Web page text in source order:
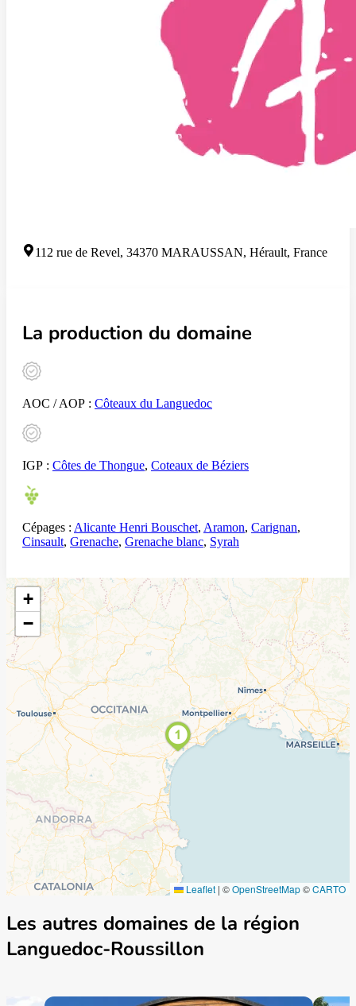
112 rue de Revel, 34370 MARAUSSAN, Hérault, France
La production du domaine
AOC / AOP : Côteaux du Languedoc
IGP : Côtes de Thongue, Coteaux de Béziers
Cépages : Alicante Henri Bouschet, Aramon, Carignan,
Cinsault, Grenache, Grenache blanc, Syrah
+
−
Leaflet | ©OpenStreetMap©CARTO
Les autres domaines de la région
Languedoc-Roussillon